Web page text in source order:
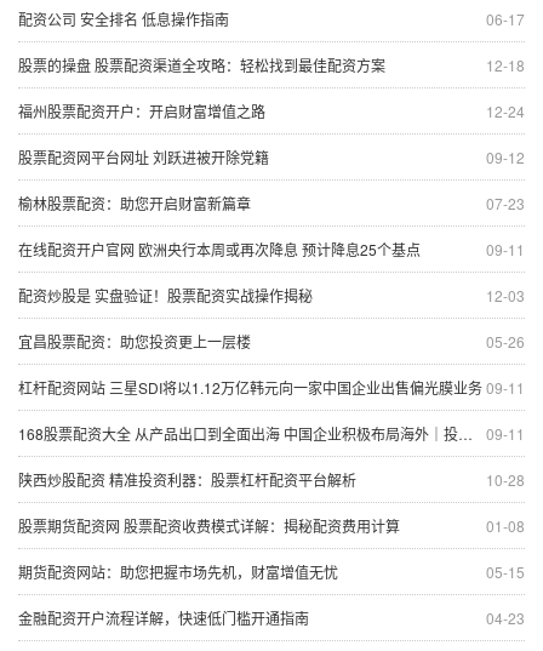
06-17
配资公司 安全排名 低息操作指南
12-18
股票的操盘 股票配资渠道全攻略：轻松找到最佳配资方案
12-24
福州股票配资开户：开启财富增值之路
09-12
股票配资网平台网址 刘跃进被开除党籍
07-23
榆林股票配资：助您开启财富新篇章
09-11
在线配资开户官网 欧洲央行本周或再次降息 预计降息25个基点
12-03
配资炒股是 实盘验证！股票配资实战操作揭秘
05-26
宜昌股票配资：助您投资更上一层楼
09-11
杠杆配资网站 三星SDI将以1.12万亿韩元向一家中国企业出售偏光膜业务
09-11
168股票配资大全 从产品出口到全面出海 中国企业积极布局海外｜投洽会系列报道
10-28
陕西炒股配资 精准投资利器：股票杠杆配资平台解析
01-08
股票期货配资网 股票配资收费模式详解：揭秘配资费用计算
05-15
期货配资网站：助您把握市场先机，财富增值无忧
04-23
金融配资开户流程详解，快速低门槛开通指南